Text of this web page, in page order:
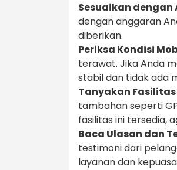
Sesuaikan
dengan anggaran
diberikan.
Periksa Kondisi
terawat. Jika Anda
stabil dan tidak ada
Tanyakan
tambahan seperti
fasilitas ini tersedia,
Baca Ulasan dan
testimoni dari
layanan dan